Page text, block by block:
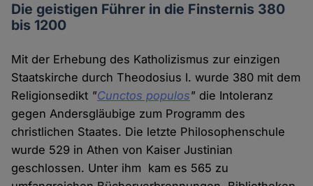
Die geistigen Führer in die Finsternis 380
bis 1200
Mit der Erhebung des Katholizismus zur einzigen
Staatskirche durch Theodosius I. wurde 380 mit dem
Religionsedikt "Cunctos populos" die Intoleranz
gegen Andersgläubige zum Programm des
christlichen Staates. Die letzte Philosophenschule
wurde 529 in Athen von Kaiser Justinian
geschlossen. Unter ihm kam es 565 zu